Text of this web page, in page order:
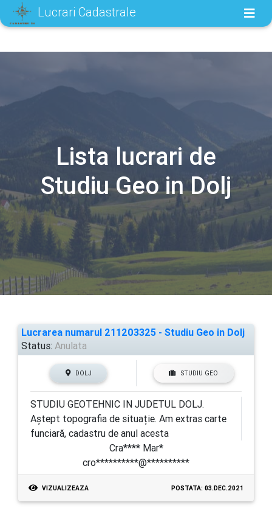
Lucrari Cadastrale
Lista lucrari de
Studiu Geo in Dolj
Lucrarea numarul 211203325 - Studiu Geo in Dolj
Status: Anulata
DOLJ STUDIU GEO
STUDIU GEOTEHNIC IN JUDETUL DOLJ.
Aștept topografia de situație. Am extras carte
funciară, cadastru de anul acesta
Cra**** Mar*
cro**********@**********
VIZUALIZEAZA POSTATA: 03.DEC.2021